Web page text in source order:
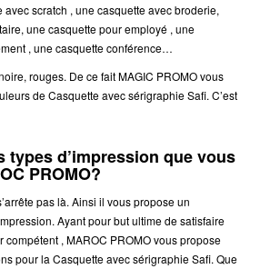
avec scratch , une casquette avec broderie,
une casquette pour employé , une
, une casquette conférence…
rouges. De ce fait MAGIC PROMO vous
de Casquette avec sérigraphie Safi. C’est
types d’impression que vous
PROMO?
pas là. Ainsi il vous propose un
Ayant pour but ultime de satisfaire
compétent , MAROC PROMO vous propose
pour la Casquette avec sérigraphie Safi. Que